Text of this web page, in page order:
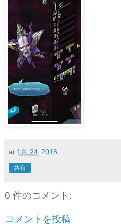
at 1月 24, 2018
共有
0 件のコメント:
コメントを投稿